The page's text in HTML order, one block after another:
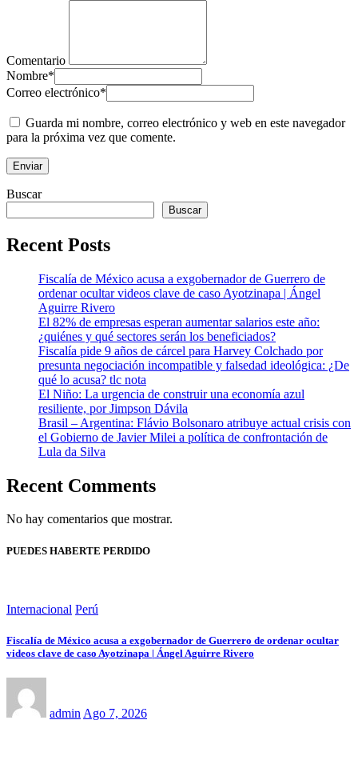
Comentario
Nombre*
Correo electrónico*
Guarda mi nombre, correo electrónico y web en este navegador
para la próxima vez que comente.
Buscar
Buscar
Recent Posts
Fiscalía de México acusa a exgobernador de Guerrero de
ordenar ocultar videos clave de caso Ayotzinapa | Ángel
Aguirre Rivero
El 82% de empresas esperan aumentar salarios este año:
¿quiénes y qué sectores serán los beneficiados?
Fiscalía pide 9 años de cárcel para Harvey Colchado por
presunta negociación incompatible y falsedad ideológica: ¿De
qué lo acusa? tlc nota
El Niño: La urgencia de construir una economía azul
resiliente, por Jimpson Dávila
Brasil – Argentina: Flávio Bolsonaro atribuye actual crisis con
el Gobierno de Javier Milei a política de confrontación de
Lula da Silva
Recent Comments
No hay comentarios que mostrar.
PUEDES HABERTE PERDIDO
Internacional Perú
Fiscalía de México acusa a exgobernador de Guerrero de ordenar ocultar
videos clave de caso Ayotzinapa | Ángel Aguirre Rivero
admin Ago 7, 2026